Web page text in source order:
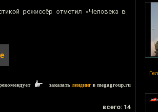
режиссёр отметил «Человека в
заказать лендинг в megagroup.ru
всего: 14